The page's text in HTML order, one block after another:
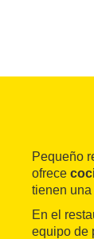
Pequeño
ofrece
tienen
En el
equipo de